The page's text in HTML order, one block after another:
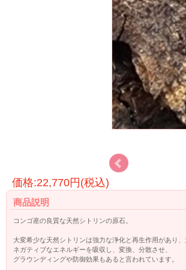
価格:22,770円(税込)
商品説明
コンゴ産の良質な天然シトリンの原石。
大変希少な天然シトリンは強力な浄化と再生作用があり
ネガティブなエネルギーを吸収し、変換、分散させ、
グラウンディングや防御効果もあると言われています。